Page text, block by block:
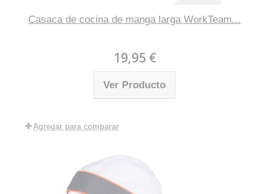
Casaca de cocina de manga larga WorkTeam...
19,95 €
Ver Producto
Agregar para comparar